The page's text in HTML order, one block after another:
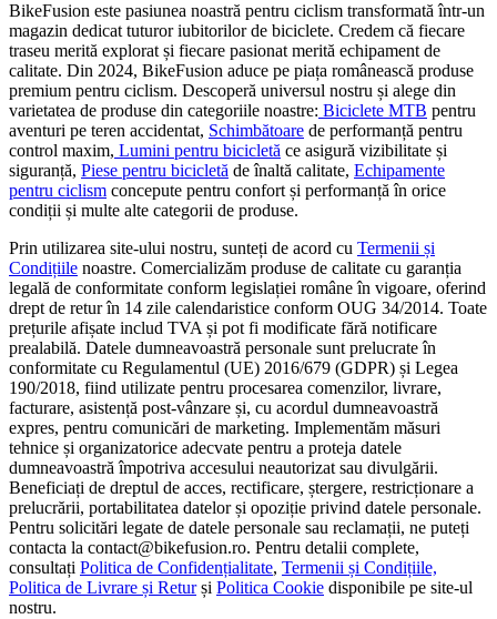
BikeFusion este pasiunea noastră pentru ciclism transformată într-un
magazin dedicat tuturor iubitorilor de biciclete. Credem că fiecare
traseu merită explorat și fiecare pasionat merită echipament de
calitate. Din 2024, BikeFusion aduce pe piața românească produse
premium pentru ciclism. Descoperă universul nostru și alege din
varietatea de produse din categoriile noastre: Biciclete MTB pentru
aventuri pe teren accidentat, Schimbătoare de performanță pentru
control maxim, Lumini pentru bicicletă ce asigură vizibilitate și
siguranță, Piese pentru bicicletă de înaltă calitate, Echipamente
pentru ciclism concepute pentru confort și performanță în orice
condiții și multe alte categorii de produse.
Prin utilizarea site-ului nostru, sunteți de acord cu Termenii și
Condițiile noastre. Comercializăm produse de calitate cu garanția
legală de conformitate conform legislației române în vigoare, oferind
drept de retur în 14 zile calendaristice conform OUG 34/2014. Toate
prețurile afișate includ TVA și pot fi modificate fără notificare
prealabilă. Datele dumneavoastră personale sunt prelucrate în
conformitate cu Regulamentul (UE) 2016/679 (GDPR) și Legea
190/2018, fiind utilizate pentru procesarea comenzilor, livrare,
facturare, asistență post-vânzare și, cu acordul dumneavoastră
expres, pentru comunicări de marketing. Implementăm măsuri
tehnice și organizatorice adecvate pentru a proteja datele
dumneavoastră împotriva accesului neautorizat sau divulgării.
Beneficiați de dreptul de acces, rectificare, ștergere, restricționare a
prelucrării, portabilitatea datelor și opoziție privind datele personale.
Pentru solicitări legate de datele personale sau reclamații, ne puteți
contacta la contact@bikefusion.ro. Pentru detalii complete,
consultați Politica de Confidențialitate, Termenii și Condițiile,
Politica de Livrare și Returși Politica Cookie disponibile pe site-ul
nostru.